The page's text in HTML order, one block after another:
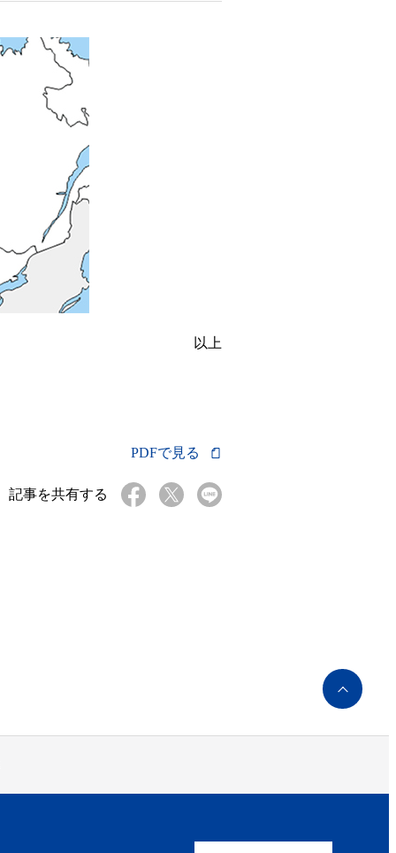
以上
PDFで見る
記事を共有する
ペ
ー
ト